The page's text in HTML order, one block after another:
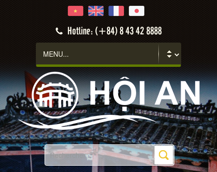
Hotline: (+84) 8 43 42 8888